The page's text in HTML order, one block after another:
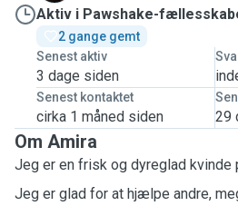
Aktiv i Pawshake-
2 gange gemt
Senest aktiv
3 dage siden
Senest kontaktet
cirka 1 måned siden 29
Om Amira
Jeg er en frisk og dyreglad kvinde
Jeg er glad for at hjælpe andre,